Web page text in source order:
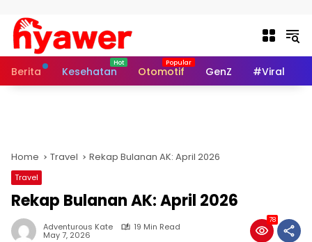
Berita Kesehatan Otomotif GenZ #Viral
Home Travel Rekap Bulanan AK: April 2026
Travel
Rekap Bulanan AK: April 2026
Adventurous Kate 19 Min Read
May 7, 2026
78